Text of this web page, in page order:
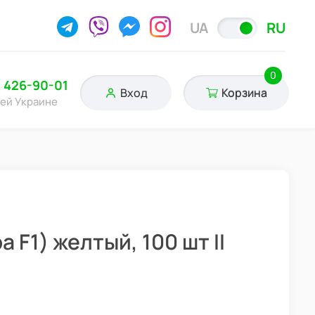
UA RU
426-90-01
Украине
Вход Корзина
0
F1) желтый, 100 шт II